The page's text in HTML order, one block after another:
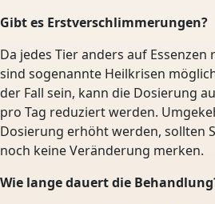
Gibt es Erstverschlimmerungen?
Da jedes Tier anders auf Essenzen
sind sogenannte Heilkrisen
der Fall sein, kann die Dosierung
pro Tag reduziert werden.
Dosierung erhöht werden, sollten
noch keine Veränderung merken.
Wie lange dauert die